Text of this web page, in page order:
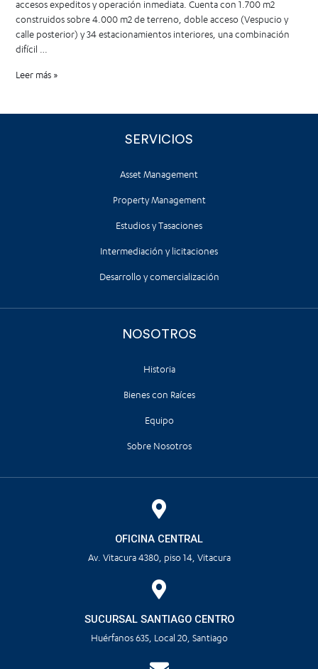
accesos expeditos y operación inmediata. Cuenta con 1.700 m2
construidos sobre 4.000 m2 de terreno, doble acceso (Vespucio y
calle posterior) y 34 estacionamientos interiores, una combinación
difícil …
Leer más »
SERVICIOS
Asset Management
Property Management
Estudios y Tasaciones
Intermediación y licitaciones
Desarrollo y comercialización
NOSOTROS
Historia
Bienes con Raíces
Equipo
Sobre Nosotros
OFICINA CENTRAL
Av. Vitacura 4380, piso 14, Vitacura
SUCURSAL SANTIAGO CENTRO
Huérfanos 635, Local 20, Santiago